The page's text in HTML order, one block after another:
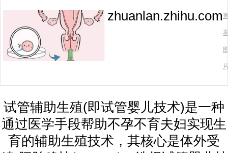
zhuanlan.zhihu.com
试管辅助生殖(即试管婴儿技术)是一种
通过医学手段帮助不孕不育夫妇实现生
育的辅助生殖技术，其核心是体外受